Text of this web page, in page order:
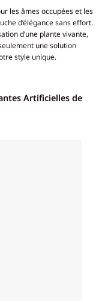
les âmes occupées et les
d’élégance sans effort.
d’une plante vivante,
une solution
style unique.
Artificielles de